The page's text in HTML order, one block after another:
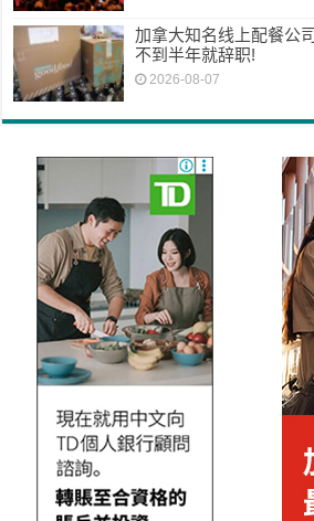
加拿大知名线上配餐公
不到半年就辞职!
2026-08-07